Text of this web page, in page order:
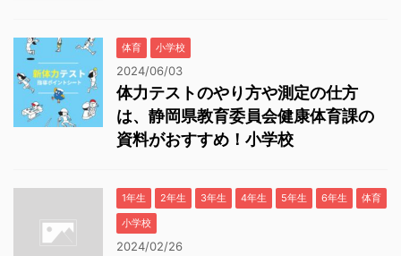
体育 小学校
2024/06/03
体力テストのやり方や測定の仕方
は、静岡県教育委員会健康体育課の
資料がおすすめ！小学校
1年生 2年生 3年生 4年生 5年生 6年生
体育
小学校
2024/02/26